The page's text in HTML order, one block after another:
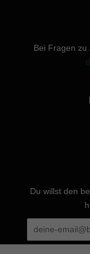
Bei Fragen
Du willst den